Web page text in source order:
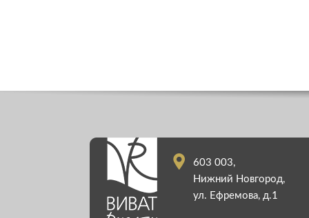
603 003,
Нижний Новгород,
ул. Ефремова, д.1